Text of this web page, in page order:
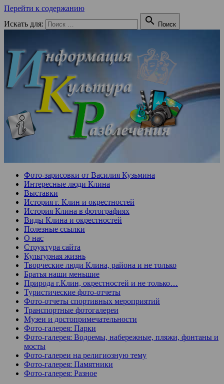
Перейти к содержанию
Искать для:
 Поиск
Фото-зарисовки от Василия Кузьмина
Интересные люди Клина
Выставки
История г. Клин и окрестностей
История Клина в фотографиях
Виды Клина и окрестностей
Полезные ссылки
О нас
Структура сайта
Культурная жизнь
Творческие люди Клина, района и не только
Братья наши меньшие
Природа г.Клин, окрестностей и не только…
Туристические фото-отчеты
Фото-отчеты спортивных мероприятий
Транспортные фотогалереи
Музеи и достопримечательности
Фото-галерея: Парки
Фото-галерея: Водоемы, набережные, пляжи, фонтаны и
мосты
Фото-галереи на религиозную тему
Фото-галерея: Памятники
Фото-галерея: Разное